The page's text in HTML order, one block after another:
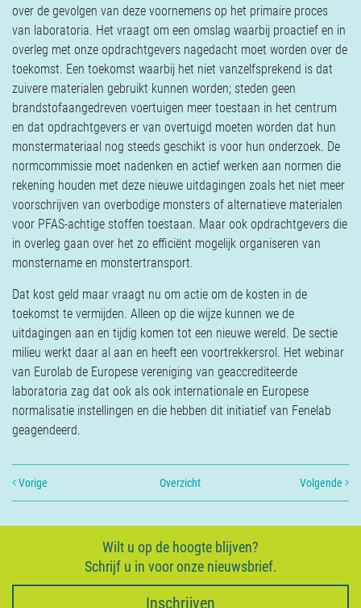
over de gevolgen van deze voornemens op het primaire proces
van laboratoria. Het vraagt om een omslag waarbij proactief en in
overleg met onze opdrachtgevers nagedacht moet worden over de
toekomst. Een toekomst waarbij het niet vanzelfsprekend is dat
zuivere materialen gebruikt kunnen worden; steden geen
brandstofaangedreven voertuigen meer toestaan in het centrum
en dat opdrachtgevers er van overtuigd moeten worden dat hun
monstermateriaal nog steeds geschikt is voor hun onderzoek. De
normcommissie moet nadenken en actief werken aan normen die
rekening houden met deze nieuwe uitdagingen zoals het niet meer
voorschrijven van overbodige monsters of alternatieve materialen
voor PFAS-achtige stoffen toestaan. Maar ook opdrachtgevers die
in overleg gaan over het zo efficiënt mogelijk organiseren van
monstername en monstertransport.
Dat kost geld maar vraagt nu om actie om de kosten in de
toekomst te vermijden. Alleen op die wijze kunnen we de
uitdagingen aan en tijdig komen tot een nieuwe wereld. De sectie
milieu werkt daar al aan en heeft een voortrekkersrol. Het webinar
van Eurolab de Europese vereniging van geaccrediteerde
laboratoria zag dat ook als ook internationale en Europese
normalisatie instellingen en die hebben dit initiatief van Fenelab
geagendeerd.
Vorige Overzicht Volgende
Wilt u op de hoogte blijven?
Schrijf u in voor onze nieuwsbrief.
Inschrijven